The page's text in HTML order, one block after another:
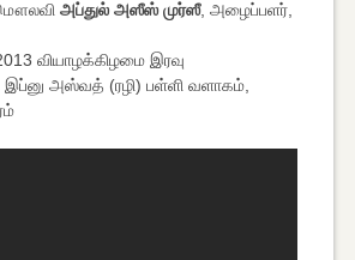
அப்துல் அஸீஸ் முர்ஸீ, அழைப்பளர்,
வியாழக்கிழமை இரவு
இப்னு அஸ்வத் (ரழி) பள்ளி வளாகம்,